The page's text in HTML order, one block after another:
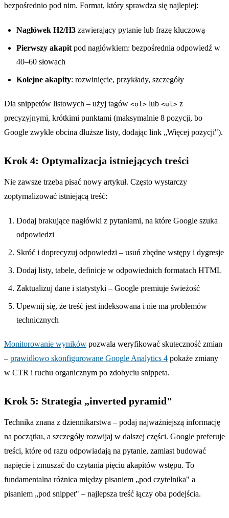
bezpośrednio pod nim. Format, który sprawdza się najlepiej:
Nagłówek H2/H3 zawierający pytanie lub frazę kluczową
Pierwszy akapit pod nagłówkiem: bezpośrednia odpowiedź w
40–60 słowach
Kolejne akapity: rozwinięcie, przykłady, szczegóły
Dla snippetów listowych – użyj tagów <ol> lub <ul> z
precyzyjnymi, krótkimi punktami (maksymalnie 8 pozycji, bo
Google zwykle obcina dłuższe listy, dodając link „Więcej pozycji").
Krok 4: Optymalizacja istniejących treści
Nie zawsze trzeba pisać nowy artykuł. Często wystarczy
zoptymalizować istniejącą treść:
Dodaj brakujące nagłówki z pytaniami, na które Google szuka
odpowiedzi
Skróć i doprecyzuj odpowiedzi – usuń zbędne wstępy i dygresje
Dodaj listy, tabele, definicje w odpowiednich formatach HTML
Zaktualizuj dane i statystyki – Google premiuje świeżość
Upewnij się, że treść jest indeksowana i nie ma problemów
technicznych
Monitorowanie wyników pozwala weryfikować skuteczność zmian
– prawidłowo skonfigurowane Google Analytics 4 pokaże zmiany
w CTR i ruchu organicznym po zdobyciu snippeta.
Krok 5: Strategia „inverted pyramid"
Technika znana z dziennikarstwa – podaj najważniejszą informację
na początku, a szczegóły rozwijaj w dalszej części. Google preferuje
treści, które od razu odpowiadają na pytanie, zamiast budować
napięcie i zmuszać do czytania pięciu akapitów wstępu. To
fundamentalna różnica między pisaniem „pod czytelnika" a
pisaniem „pod snippet" – najlepsza treść łączy oba podejścia.